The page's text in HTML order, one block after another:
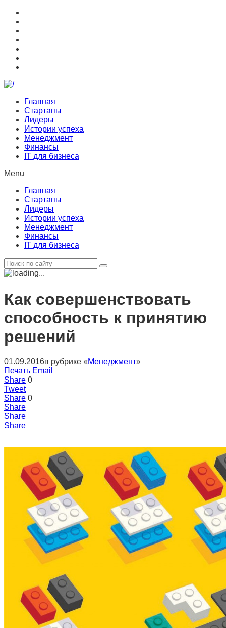
Главная
Стартапы
Лидеры
Истории успеха
Менеджмент
Финансы
IT для бизнеса
Menu
Главная
Стартапы
Лидеры
Истории успеха
Менеджмент
Финансы
IT для бизнеса
Как совершенствовать
способность к принятию
решений
01.09.2016в рубрике «Менеджмент»
Печать Email
Share 0
Tweet
Share 0
Share
Share
Share